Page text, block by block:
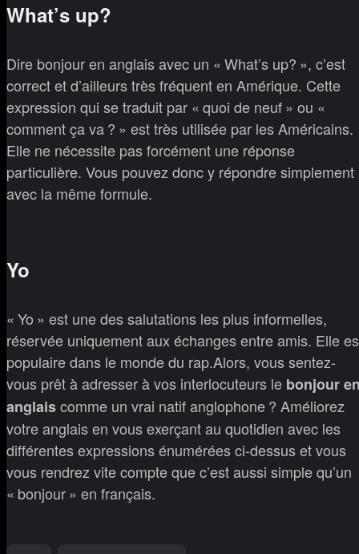
What’s up?
Dire bonjour en anglais avec un « What’s up? », c’est
correct et d’ailleurs très fréquent en Amérique. Cette
expression qui se traduit par « quoi de neuf » ou «
comment ça va ? » est très utilisée par les Américains.
Elle ne nécessite pas forcément une réponse
particulière. Vous pouvez donc y répondre simplement
avec la même formule.
Yo
« Yo » est une des salutations les plus informelles,
réservée uniquement aux échanges entre amis. Elle
populaire dans le monde du rap.Alors, vous sentez-
vous prêt à adresser à vos interlocuteurs le bonjour
anglaiscomme un vrai natif anglophone ? Améliorez
votre anglais en vous exerçant au quotidien avec les
différentes expressions énumérées ci-dessus et vous
vous rendrez vite compte que c’est aussi simple qu’un
« bonjour » en français.